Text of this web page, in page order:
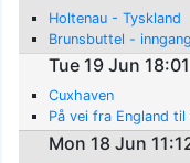
Holtenau - Tyskland
Brunsbuttel -
Tue 19 Jun 18:01
Cuxhaven
På vei fra England
Mon 18 Jun